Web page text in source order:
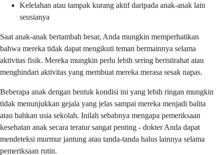
Kelelahan atau tampak kurang aktif daripada anak-anak lain
seusianya
Saat anak-anak bertambah besar, Anda mungkin memperhatikan
bahwa mereka tidak dapat mengikuti teman bermainnya selama
aktivitas fisik. Mereka mungkin perlu lebih sering beristirahat atau
menghindari aktivitas yang membuat mereka merasa sesak napas.
Beberapa anak dengan bentuk kondisi ini yang lebih ringan mungkin
tidak menunjukkan gejala yang jelas sampai mereka menjadi balita
atau bahkan usia sekolah. Inilah sebabnya mengapa pemeriksaan
kesehatan anak secara teratur sangat penting - dokter Anda dapat
mendeteksi murmur jantung atau tanda-tanda halus lainnya selama
pemeriksaan rutin.